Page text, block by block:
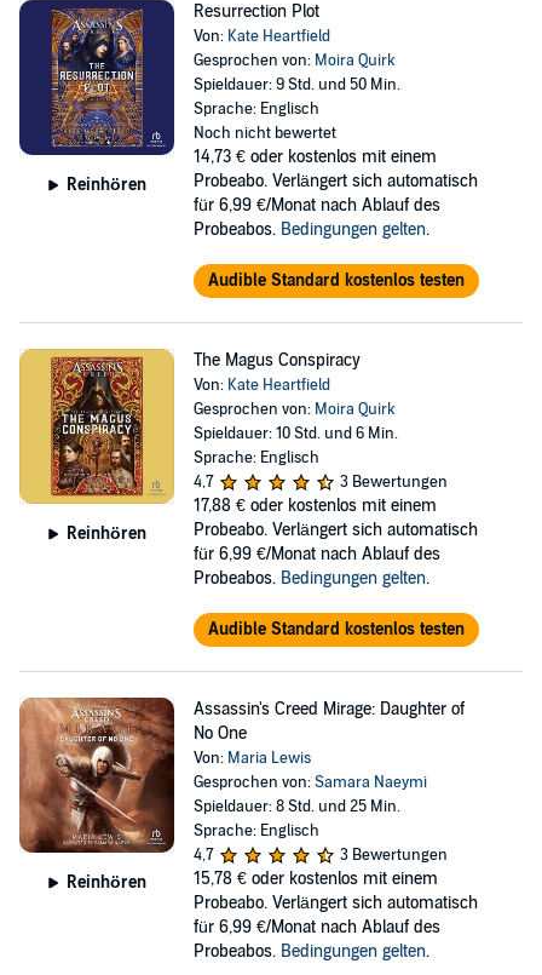
Reinhören
Resurrection Plot
Von: Kate Heartfield
Gesprochen von: Moira Quirk
Spieldauer: 9 Std. und 50 Min.
Sprache: Englisch
Noch nicht bewertet
14,73 € oder kostenlos mit einem
Probeabo. Verlängert sich automatisch
für 6,99 €/Monat nach Ablauf des
Probeabos. Bedingungen gelten.
Audible Standard kostenlos testen
Reinhören
The Magus Conspiracy
Von: Kate Heartfield
Gesprochen von: Moira Quirk
Spieldauer: 10 Std. und 6 Min.
Sprache: Englisch
4,7
3 Bewertungen
17,88 € oder kostenlos mit einem
Probeabo. Verlängert sich automatisch
für 6,99 €/Monat nach Ablauf des
Probeabos. Bedingungen gelten.
Audible Standard kostenlos testen
Reinhören
Assassin's Creed Mirage: Daughter of
No One
Von: Maria Lewis
Gesprochen von:Samara Naeymi
Spieldauer: 8 Std. und 25 Min.
Sprache: Englisch
4,7
3 Bewertungen
15,78 € oder kostenlos mit einem
Probeabo. Verlängert sich automatisch
für 6,99 €/Monat nach Ablauf des
Probeabos. Bedingungen gelten.